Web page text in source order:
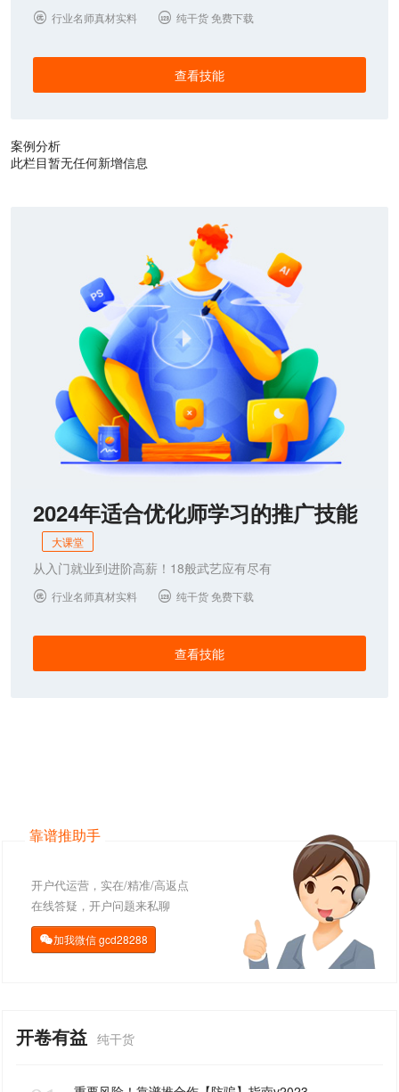
 行业名师真材实料  纯干货 免费下载
查看技能
案例分析
此栏目暂无任何新增信息
2024年适合优化师学习的推广技能
大课堂
从入门就业到进阶高薪！18般武艺应有尽有
 行业名师真材实料  纯干货 免费下载
查看技能
靠谱推助手
开户代运营，实在/精准/高返点
在线答疑，开户问题来私聊
加我微信gcd28288
开卷有益 纯干货